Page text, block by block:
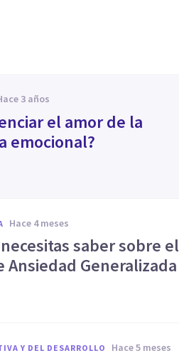
hace 3 años
el amor de la
emocional?
hace 4 meses
saber sobre el
Ansiedad Generalizada
Y DEL DESARROLLO hace 5 meses